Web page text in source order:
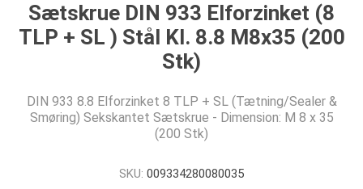
Sætskrue DIN 933 Elforzinket (8
TLP + SL ) Stål Kl. 8.8 M8x35 (200
Stk)
DIN 933 8.8 Elforzinket 8 TLP + SL (Tætning/Sealer &
Smøring) Sekskantet Sætskrue - Dimension: M 8 x 35
(200 Stk)
SKU: 009334280080035